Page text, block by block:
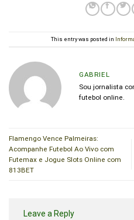
This entry was posted in
GABRIEL
Sou jornalista
futebol online.
Flamengo Vence Palmeiras:
Acompanhe Futebol Ao Vivo com
Futemax e Jogue Slots Online com
813BET
Leave a Reply